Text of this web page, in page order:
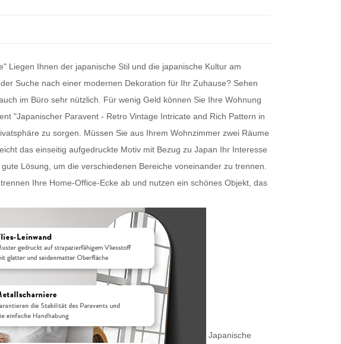
Liegen Ihnen der japanische Stil und die japanische Kultur am
Suche nach einer modernen Dekoration für Ihr Zuhause? Sehen
im Büro sehr nützlich. Für wenig Geld können Sie Ihre Wohnung
"Japanischer Paravent - Retro Vintage Intricate and Rich Pattern in
zu sorgen. Müssen Sie aus Ihrem Wohnzimmer zwei Räume
das einseitig aufgedruckte Motiv mit Bezug zu Japan Ihr Interesse
Lösung, um die verschiedenen Bereiche voneinander zu trennen.
Ihre Home-Office-Ecke ab und nutzen ein schönes Objekt, das
Japanische